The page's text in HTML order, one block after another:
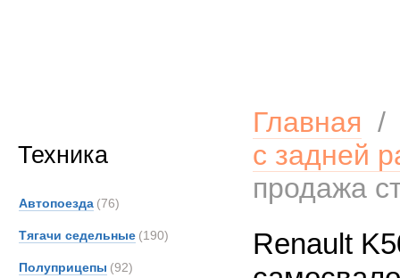
Техника
Автопоезда (76)
Тягачи седельные (190)
Полуприцепы (92)
Главная
с задней
продажа
Renault